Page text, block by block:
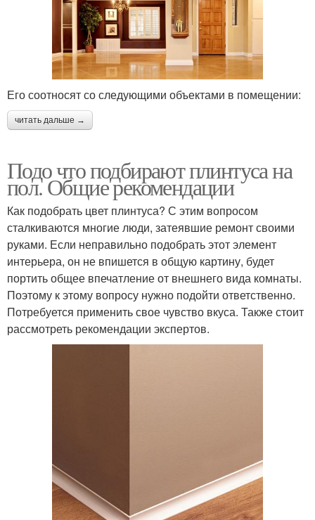
Его соотносят со следующими объектами в помещении:
читать дальше →
Подо что подбирают плинтуса на
пол. Общие рекомендации
Как подобрать цвет плинтуса? С этим вопросом
сталкиваются многие люди, затеявшие ремонт своими
руками. Если неправильно подобрать этот элемент
интерьера, он не впишется в общую картину, будет
портить общее впечатление от внешнего вида комнаты.
Поэтому к этому вопросу нужно подойти ответственно.
Потребуется применить свое чувство вкуса. Также стоит
рассмотреть рекомендации экспертов.